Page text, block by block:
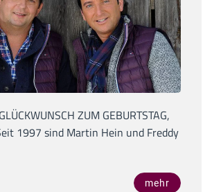
ZUM GEBURTSTAG,
1997 sind Martin Hein und Freddy
mehr